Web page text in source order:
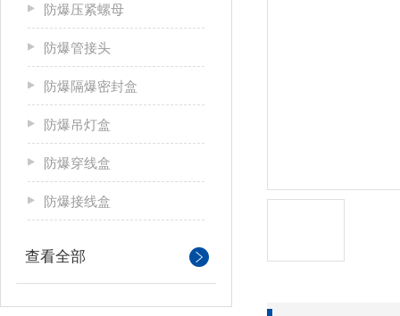
防爆压紧螺母
防爆管接头
防爆隔爆密封盒
防爆吊灯盒
防爆穿线盒
防爆接线盒
查看全部